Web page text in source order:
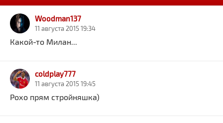
Woodman137
11 августа 2015 19:34
Какой-то Милан...
coldplay777
11 августа 2015 19:45
Рохо прям стройняшка)